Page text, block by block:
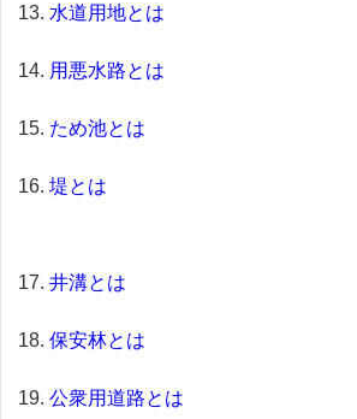
水道用地とは
用悪水路とは
ため池とは
堤とは
井溝とは
保安林とは
公衆用道路とは